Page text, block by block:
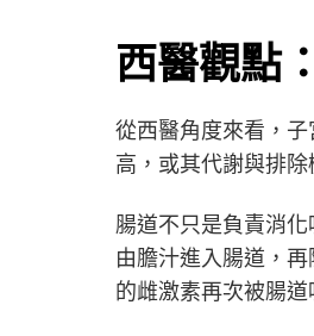
西醫觀點
從西醫角度來看，
高，或其代謝與排
腸道不只是負責消
由膽汁進入腸道，
的雌激素再次被腸